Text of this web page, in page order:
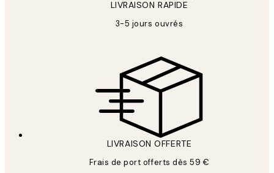
LIVRAISON RAPIDE
3-5 jours ouvrés
LIVRAISON OFFERTE
Frais de port offerts dès 59 €